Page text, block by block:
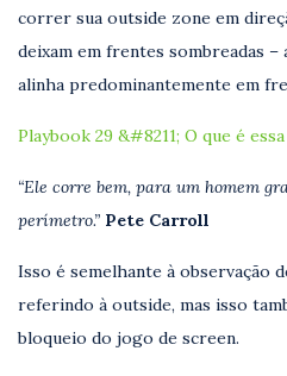
correr sua outside zone em
deixam em frentes sombreadas
alinha predominantemente em
Playbook 29 &#8211; O que é
“Ele corre bem, para um homem
perímetro.” Pete Carroll
Isso é semelhante à observação
referindo à outside, mas isso
bloqueio do jogo de screen.